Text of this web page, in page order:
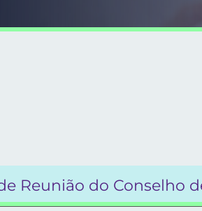
Reunião do Conselho